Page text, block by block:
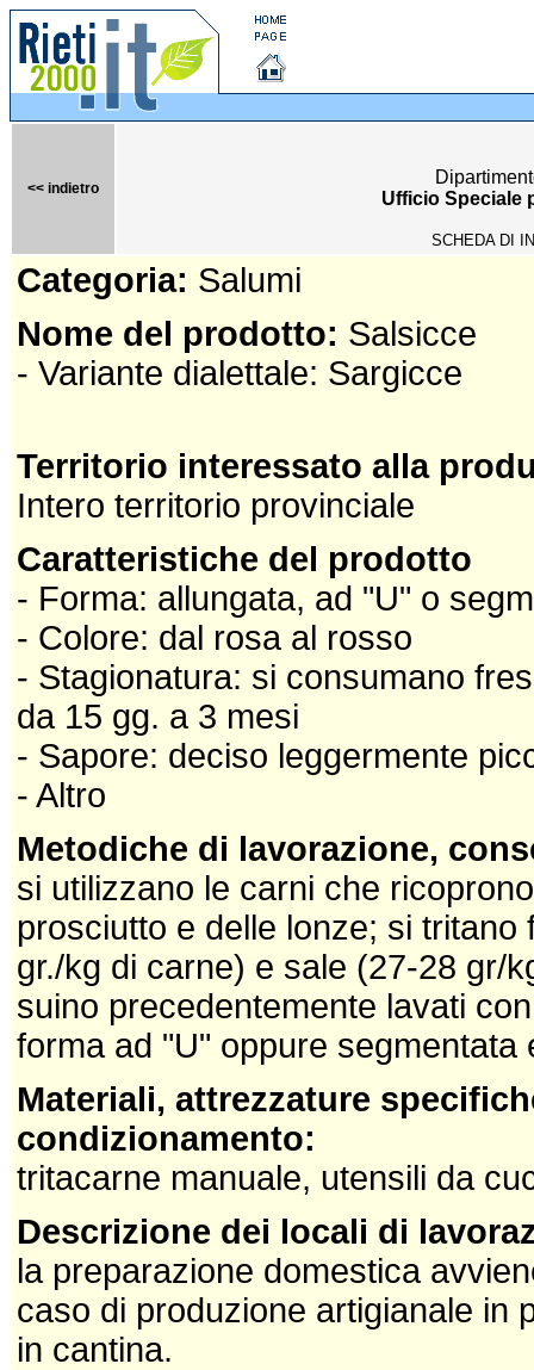
<< indietro
Ufficio Speciale
SCHEDA DI
Categoria: Salumi
Nome del prodotto: Salsicce
- Variante dialettale: Sargicce
Territorio interessato alla
Intero territorio provinciale
Caratteristiche del prodotto
- Forma: allungata, ad "U" o
- Colore: dal rosa al rosso
- Stagionatura: si consumano
da 15 gg. a 3 mesi
- Sapore: deciso leggermente
- Altro
Metodiche di lavorazione,
si utilizzano le carni che
prosciutto e delle lonze; si
gr./kg di carne) e sale (27-28 gr/
suino precedentemente lavati
forma ad "U" oppure
Materiali, attrezzature
condizionamento:
tritacarne manuale, utensili da
Descrizione dei locali di
la preparazione domestica
caso di produzione artigianale in
in cantina.